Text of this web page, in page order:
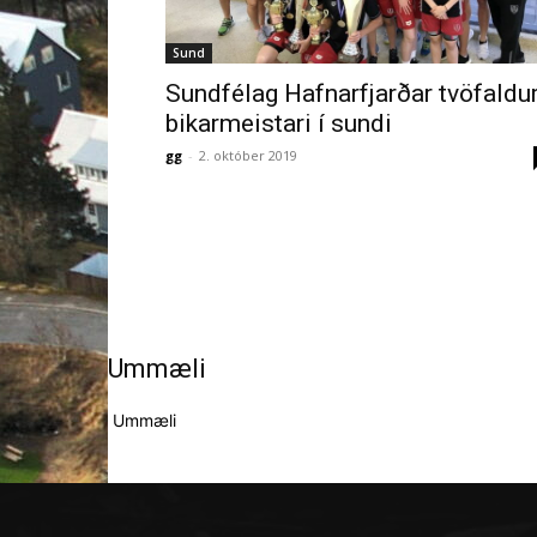
Sund
Sundfélag Hafnarfjarðar
bikarmeistari í sundi
gg - 2. október 2019
Ummæli
Ummæli